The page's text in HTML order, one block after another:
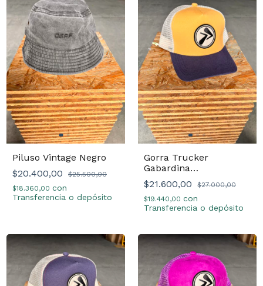
Piluso Vintage Negro
$20.400,00
$25.500,00
$18.360,00 con
Transferencia o depósito
Gorra Trucker
Gabardina
Azul/Mostaza
$21.600,00
$27.000,00
$19.440,00 con
Transferencia o depósito